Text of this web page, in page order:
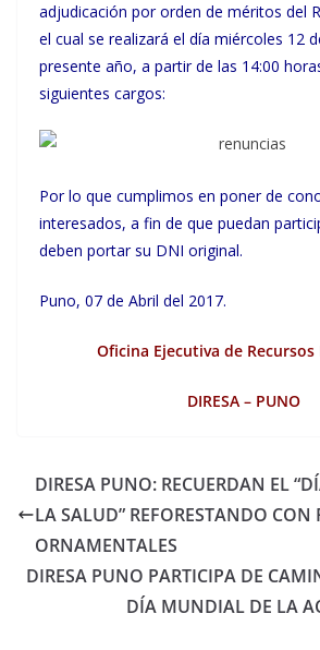
adjudicación por orden de méritos del
el cual se realizará el día miércoles 12
presente año, a partir de las 14:00
siguientes cargos:
Por lo que cumplimos en poner de
interesados, a fin de que puedan
deben portar su DNI original.
Puno, 07 de Abril del 2017.
Oficina Ejecutiva de
DIRESA – PUNO
DIRESA PUNO: RECUERDAN EL
LA SALUD” REFORESTANDO CON
ORNAMENTALES
DIRESA PUNO PARTICIPA DE
DÍA MUNDIAL DE LA